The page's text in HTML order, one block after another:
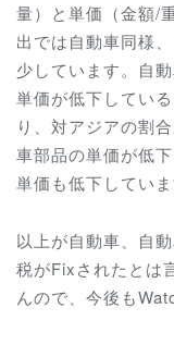
量）と単価（金額/
出では自動車同様
少しています。自
単価が低下してい
り、対アジアの割
車部品の単価が低
単価も低下していま
以上が自動車、自
税がFixされたとは
んので、今後も